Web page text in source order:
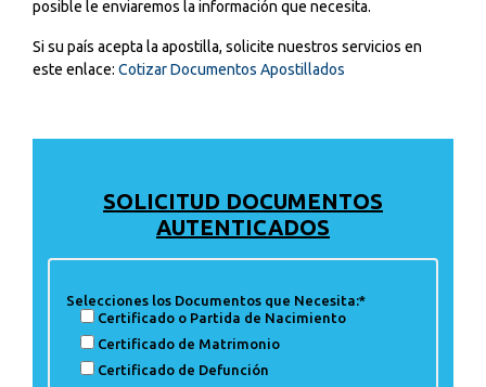
posible le enviaremos la información que necesita.
Si su país acepta la apostilla, solicite nuestros servicios en
este enlace: Cotizar Documentos Apostillados
SOLICITUD DOCUMENTOS
AUTENTICADOS
Selecciones los Documentos que Necesita:*
Certificado o Partida de Nacimiento
Certificado de Matrimonio
Certificado de Defunción